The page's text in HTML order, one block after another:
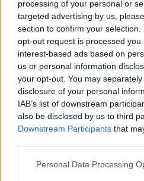
processing of your personal or
targeted advertising by us,
section to confirm your
opt-out request is processed you
interest-based ads based on
us or personal information
your opt-out. You may
disclosure of your personal
IAB’s list of downstream
also be disclosed by us to third
Downstream Participants that
Personal Data Processing
Breda di
Caerano di San
Cappella
Casale sul
Casier